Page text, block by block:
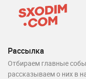
Рассылка
Отбираем главные
рассказываем о них в